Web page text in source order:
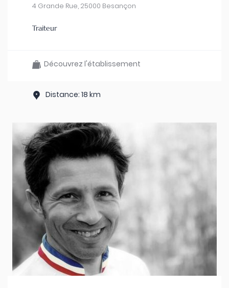
4 Grande Rue, 25000 Besançon
Traiteur
Découvrez l'établissement
Distance: 18 km